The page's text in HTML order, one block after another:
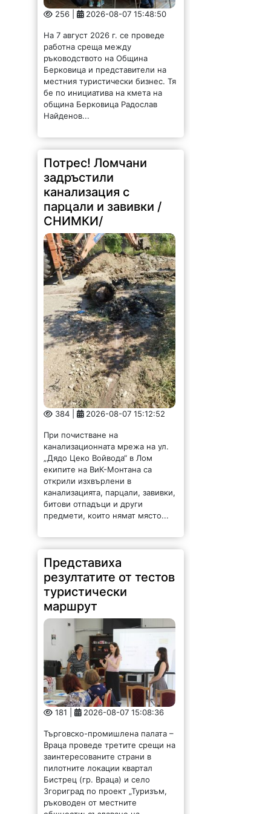
256 | 2026-08-07 15:48:50
работна среща между
ръководството на Община
Берковица и представители на
местния туристически бизнес. Тя
бе по инициатива на кмета на
община Берковица Радослав
Найденов...
Потрес! Ломчани
задръстили
канализация с
парцали и завивки /
СНИМКИ/
384 | 2026-08-07 15:12:52
канализационната мрежа на ул.
„Дядо Цеко Войвода“ в Лом
екипите на ВиК-Монтана са
открили изхвърлени в
канализацията, парцали, завивки,
битови отпадъци и други
предмети, които нямат място...
Представиха
резултатите от тестов
туристически
маршрут
181 | 2026-08-07 15:08:36
Враца проведе третите срещи на
заинтересованите страни в
пилотните локации квартал
Бистрец (гр. Враца) и село
Згориград по проект „Туризъм,
ръководен от местните
общности: създаване на